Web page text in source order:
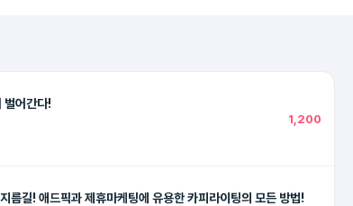
벌어간다!
1,200
길! 애드픽과 제휴마케팅에 유용한 카피라이팅의 모든 방법!